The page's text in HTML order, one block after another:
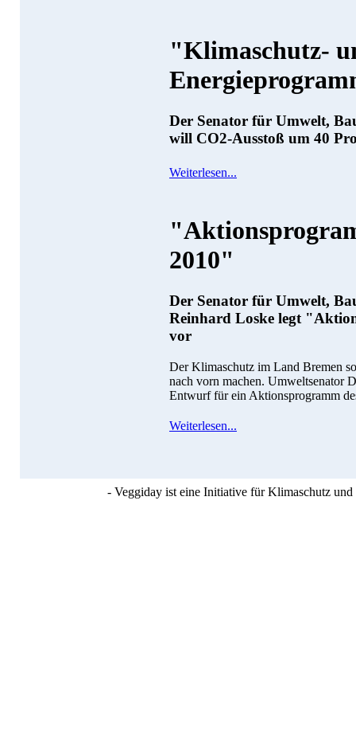
"Klimaschutz-
Der Senator für Umwelt,
will CO2-Ausstoß um 40
Weiterlesen...
2010"
Der Senator für Umwelt,
Reinhard Loske legt
vor
Der Klimaschutz im Land Bremen
nach vorn machen. Umweltsenator
Entwurf für ein Aktionsprogramm
Weiterlesen...
- Veggiday ist eine Initiative für Klimaschutz